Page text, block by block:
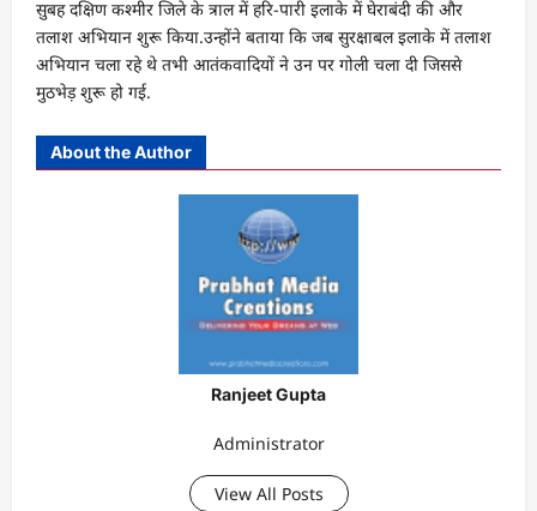
सुबह दक्षिण कश्मीर जिले के त्राल में हरि-पारी इलाके में घेराबंदी की और
तलाश अभियान शुरू किया.उन्होंने बताया कि जब सुरक्षाबल इलाके में तलाश
अभियान चला रहे थे तभी आतंकवादियों ने उन पर गोली चला दी जिससे
मुठभेड़ शुरू हो गई.
About the Author
Ranjeet Gupta
Administrator
View All Posts